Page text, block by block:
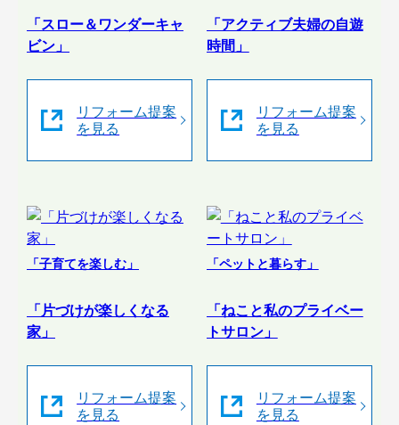
「スロー＆ワンダーキャ
ビン」
リフォーム提案
を見る
「アクティブ夫婦の自遊
時間」
リフォーム提案
を見る
「子育てを楽しむ」
「片づけが楽しくなる
家」
リフォーム提案
を見る
「ペットと暮らす」
「ねこと私のプライベー
トサロン」
リフォーム提案
を見る